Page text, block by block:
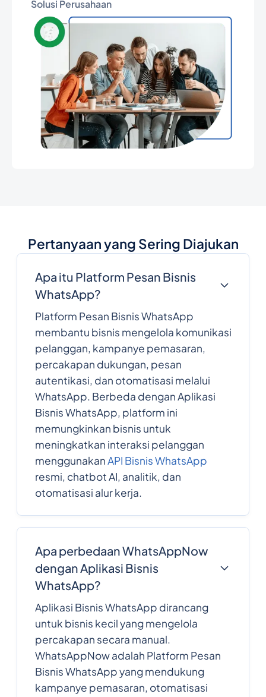
Solusi Perusahaan
Pertanyaan yang Sering Diajukan
Apa itu Platform Pesan Bisnis
WhatsApp?
Platform Pesan Bisnis WhatsApp
membantu bisnis mengelola komunikasi
pelanggan, kampanye pemasaran,
percakapan dukungan, pesan
autentikasi, dan otomatisasi melalui
WhatsApp. Berbeda dengan Aplikasi
Bisnis WhatsApp, platform ini
memungkinkan bisnis untuk
meningkatkan interaksi pelanggan
menggunakanAPI Bisnis WhatsApp
resmi, chatbot AI, analitik, dan
otomatisasi alur kerja.
Apa perbedaan WhatsAppNow
dengan Aplikasi Bisnis
WhatsApp?
Aplikasi Bisnis WhatsApp dirancang
untuk bisnis kecil yang mengelola
percakapan secara manual.
WhatsAppNow adalah Platform Pesan
Bisnis WhatsApp yang mendukung
kampanye pemasaran, otomatisasi